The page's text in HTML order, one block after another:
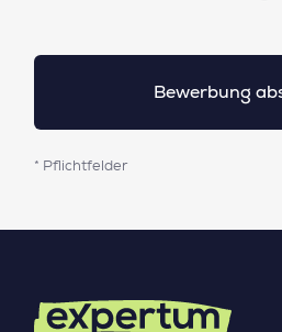
* Pflichtfelder